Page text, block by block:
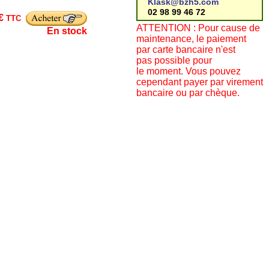
TTC
En stock
02 98 99 46 72
ATTENTION : Pour cause de
maintenance, le paiement
par carte bancaire n'est
pas possible pour
le moment. Vous pouvez
cependant payer par virement
bancaire ou par chèque.